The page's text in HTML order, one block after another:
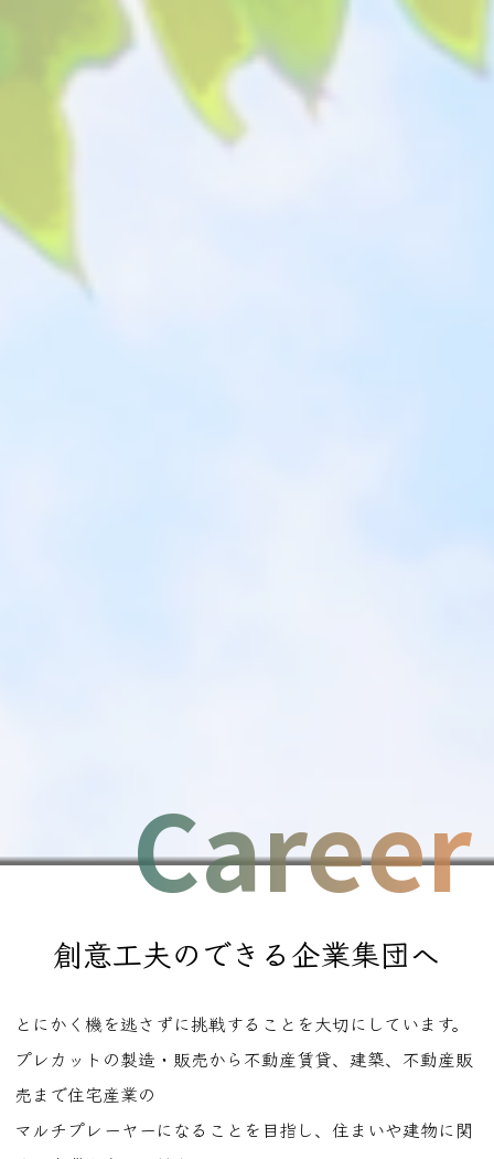
Career
創意工夫のできる企業集団へ
とにかく機を逃さずに挑戦することを大切にしています。
プレカットの製造・販売から不動産賃貸、建築、不動産販
売まで住宅産業の
マルチプレーヤーになることを目指し、住まいや建物に関